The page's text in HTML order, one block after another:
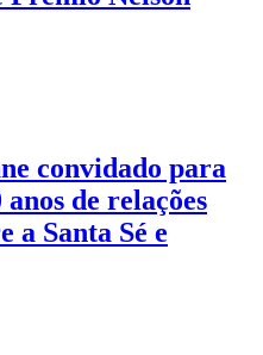
convidado para
de relações
a Santa Sé e